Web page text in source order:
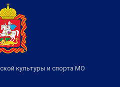
культуры и спорта МО